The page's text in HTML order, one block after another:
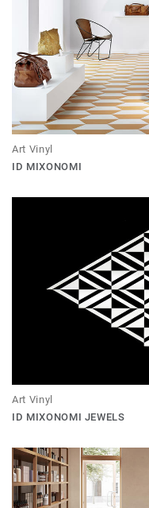
Art Vinyl
ID MIXONOMI
Art Vinyl
ID MIXONOMI JEWELS